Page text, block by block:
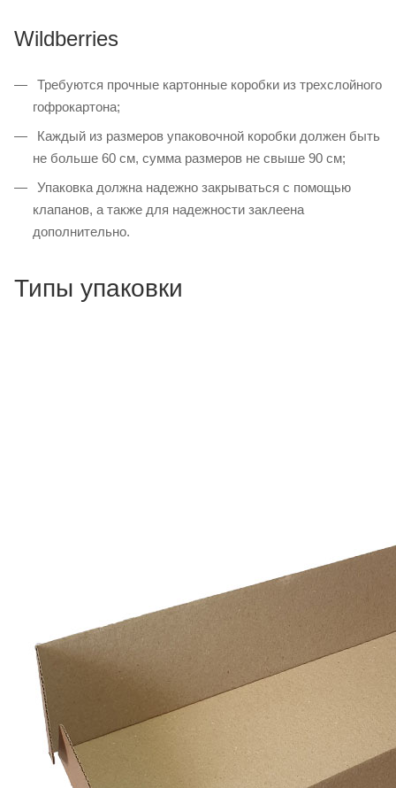
Wildberries
Требуются прочные картонные коробки из трехслойного
гофрокартона;
Каждый из размеров упаковочной коробки должен быть
не больше 60 см, сумма размеров не свыше 90 см;
Упаковка должна надежно закрываться с помощью
клапанов, а также для надежности заклеена
дополнительно.
Типы упаковки